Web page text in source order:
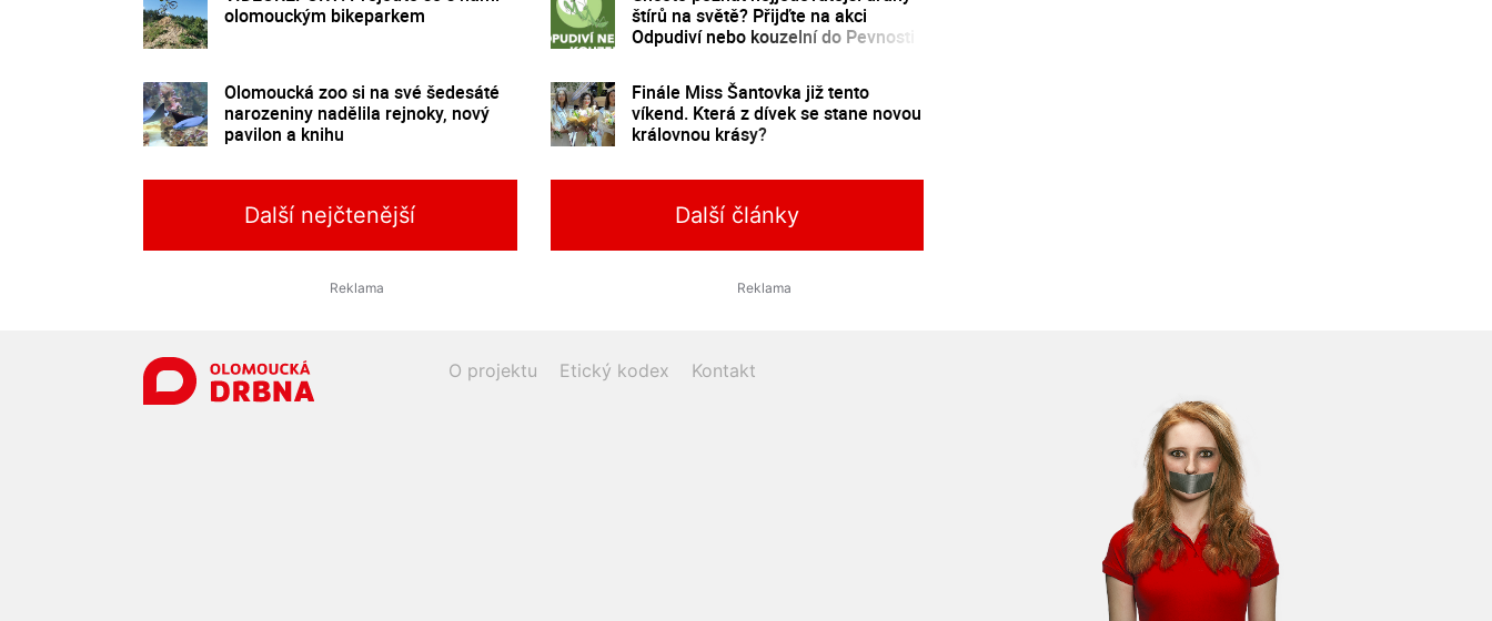
olomouckým bikeparkem
Olomoucká zoo si na své šedesáté
narozeniny nadělila rejnoky, nový
pavilon a knihu
štírů na světě? Přijďte na akci
Odpudiví nebo kouzelní do Pevnosti
Finále Miss Šantovka již tento
víkend. Která z dívek se stane novou
královnou krásy?
Další nejčtenější Další články
O projektu Etický kodex Kontakt